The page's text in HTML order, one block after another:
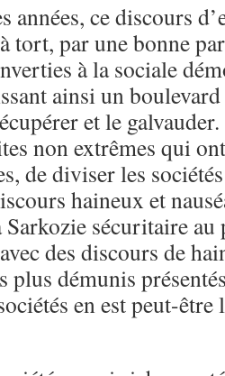
années, ce discours
tort, par une bonne
à la sociale
ainsi un
et le
non extrêmes qui
de diviser les
haineux et
Sarkozie sécuritaire
des discours de
plus démunis
en est peut-